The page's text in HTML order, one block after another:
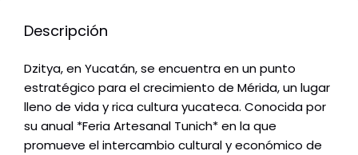
Descripción
Dzitya, en Yucatán, se encuentra en un punto
estratégico para el crecimiento de Mérida, un lugar
lleno de vida y rica cultura yucateca. Conocida por
su anual *Feria Artesanal Tunich* en la que
promueve el intercambio cultural y económico de